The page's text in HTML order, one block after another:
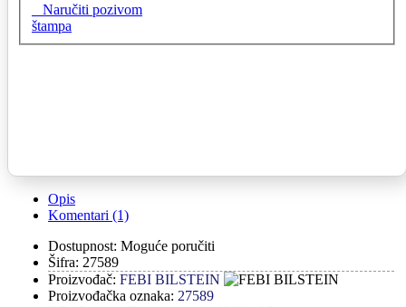
Naručiti pozivom
štampa
Opis
Komentari (1)
Dostupnost: Moguće poručiti
Šifra: 27589
Proizvođač: FEBI BILSTEIN
Proizvođačka oznaka: 27589